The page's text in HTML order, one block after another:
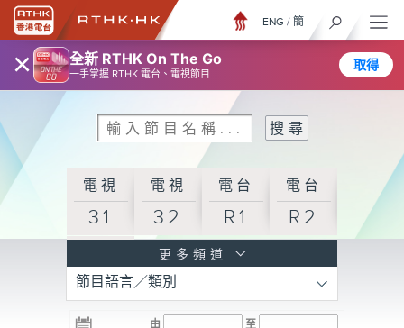
× 全新 RTHK On The Go
一手掌握 RTHK 電台、電視節目
取得
ENG / 簡
電視
31
電視
32
電台
R1
電台
R2
R3
電台 電台 電台
更多頻道
節目語言／類別
由 至